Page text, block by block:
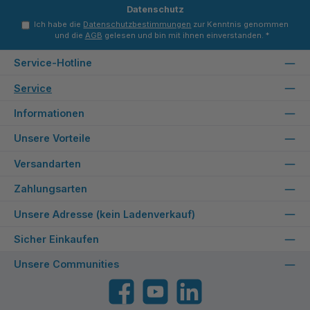
Datenschutz
Ich habe die Datenschutzbestimmungen zur Kenntnis genommen
und die AGB gelesen und bin mit ihnen einverstanden. *
Service-Hotline
Service
Informationen
Unsere Vorteile
Versandarten
Zahlungsarten
Unsere Adresse (kein Ladenverkauf)
Sicher Einkaufen
Unsere Communities
FacebookYouTube